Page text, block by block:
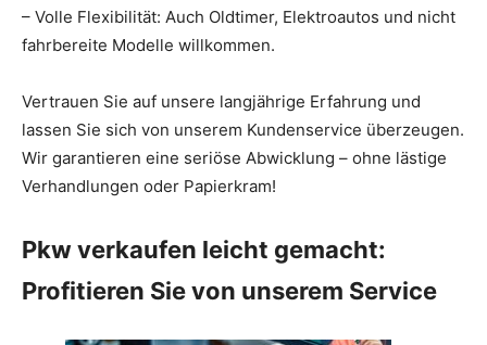
– Volle Flexibilität: Auch Oldtimer, Elektroautos und nicht
fahrbereite Modelle willkommen.
Vertrauen Sie auf unsere langjährige Erfahrung und
lassen Sie sich von unserem Kundenservice überzeugen.
Wir garantieren eine seriöse Abwicklung – ohne lästige
Verhandlungen oder Papierkram!
Pkw verkaufen leicht gemacht:
Profitieren Sie von unserem Service